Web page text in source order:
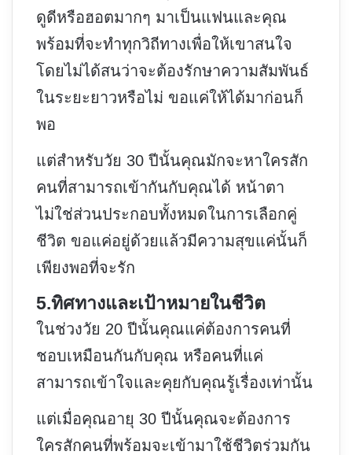
ดูดีหรือฮอตมากๆ มาเป็นแฟนและคุณ
พร้อมที่จะทำทุกวิถีทางเพื่อให้เขาสนใจ
โดยไม่ได้สนว่าจะต้องรักษาความสัมพันธ์
ในระยะยาวหรือไม่ ขอแค่ให้ได้มาก่อนก็
พอ
แต่สำหรับวัย 30 ปีนั้นคุณมักจะหาใครสัก
คนที่สามารถเข้ากันกับคุณได้ หน้าตา
ไม่ใช่ส่วนประกอบทั้งหมดในการเลือกคู่
ชีวิต ขอแค่อยู่ด้วยแล้วมีความสุขแค่นั้นก็
เพียงพอที่จะรัก
5.ทิศทางและเป้าหมายในชีวิต
ในช่วงวัย 20 ปีนั้นคุณแค่ต้องการคนที่
ชอบเหมือนกันกับคุณ หรือคนที่แค่
สามารถเข้าใจและคุยกับคุณรู้เรื่องเท่านั้น
แต่เมื่อคุณอายุ 30 ปีนั้นคุณจะต้องการ
ใครสักคนที่พร้อมจะเข้ามาใช้ชีวิตร่วมกัน